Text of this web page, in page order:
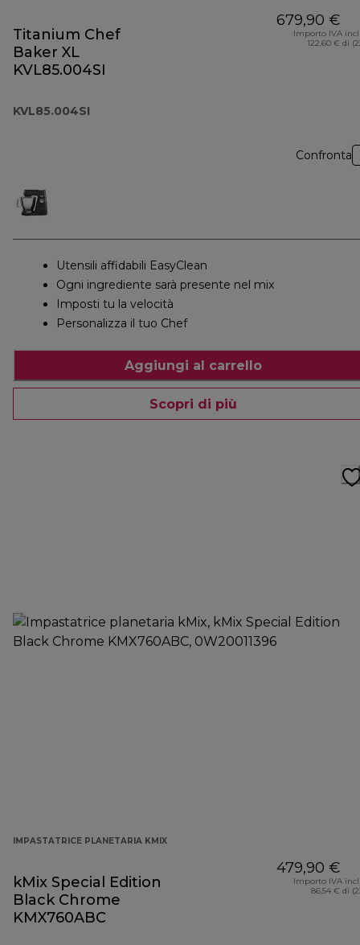
Titanium Chef
Baker XL
KVL85.004SI
KVL85.004SI
679,90 €
Importo IVA
122,60 € di
Confronta
Utensili affidabili EasyClean
Ogni ingrediente sarà presente nel mix
Imposti tu la velocità
Personalizza il tuo Chef
Aggiungi al carrello
Scopri di più
IMPASTATRICE PLANETARIA KMIX
kMix Special Edition
Black Chrome
KMX760ABC
479,90 €
Importo IVA
86,54 € di